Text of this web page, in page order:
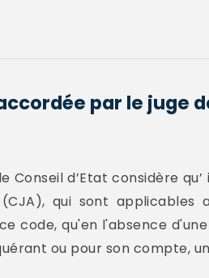
par le juge
Conseil d’Etat considère
qui sont applicables
code, qu'en l'absence
ou pour son compte,